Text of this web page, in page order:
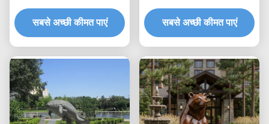
बैठे भूरे भालू प्रतिमा पार्क विला के
लिए कस्टम धातु पशु कला
सजावट
सबसे अच्छी कीमत पाएं
उद्यान आउटडोर कला मूर्ति
सबसे अच्छी कीमत पाएं